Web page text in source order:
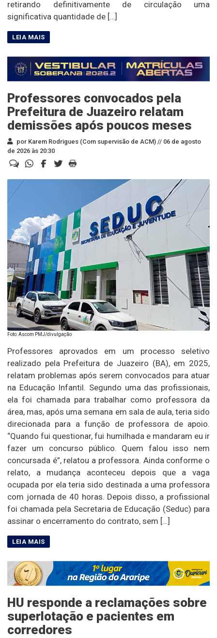
retirando definitivamente de circulação uma
significativa quantidade de […]
Professores convocados pela
Prefeitura de Juazeiro relatam
demissões após poucos meses
por Karem Rodrigues (Com supervisão de ACM) // 06 de agosto
de 2026 às 20:30
Foto: Ascom PMJ/divulgação
Professores aprovados em um processo seletivo
realizado pela Prefeitura de Juazeiro (BA), em 2025,
relatam problemas após serem convocados para atuar
na Educação Infantil. Segundo uma das profissionais,
ela foi chamada para trabalhar como professora da
área, mas, após uma semana em sala de aula, teria sido
direcionada para a função de professora de apoio.
“Quando fui questionar, fui humilhada e mandaram eu ir
fazer um concurso público. Quem falou isso nem
concursada é”, relatou a professora. Ainda conforme o
relato, a mudança aconteceu depois que a vaga
ocupada por ela teria sido destinada a uma professora
com jornada de 40 horas. Depois disso, a profissional
foi chamada pela Secretaria de Educação (Seduc) para
assinar o encerramento do contrato, sem […]
HU responde a reclamações sobre
superlotação e pacientes em
corredores